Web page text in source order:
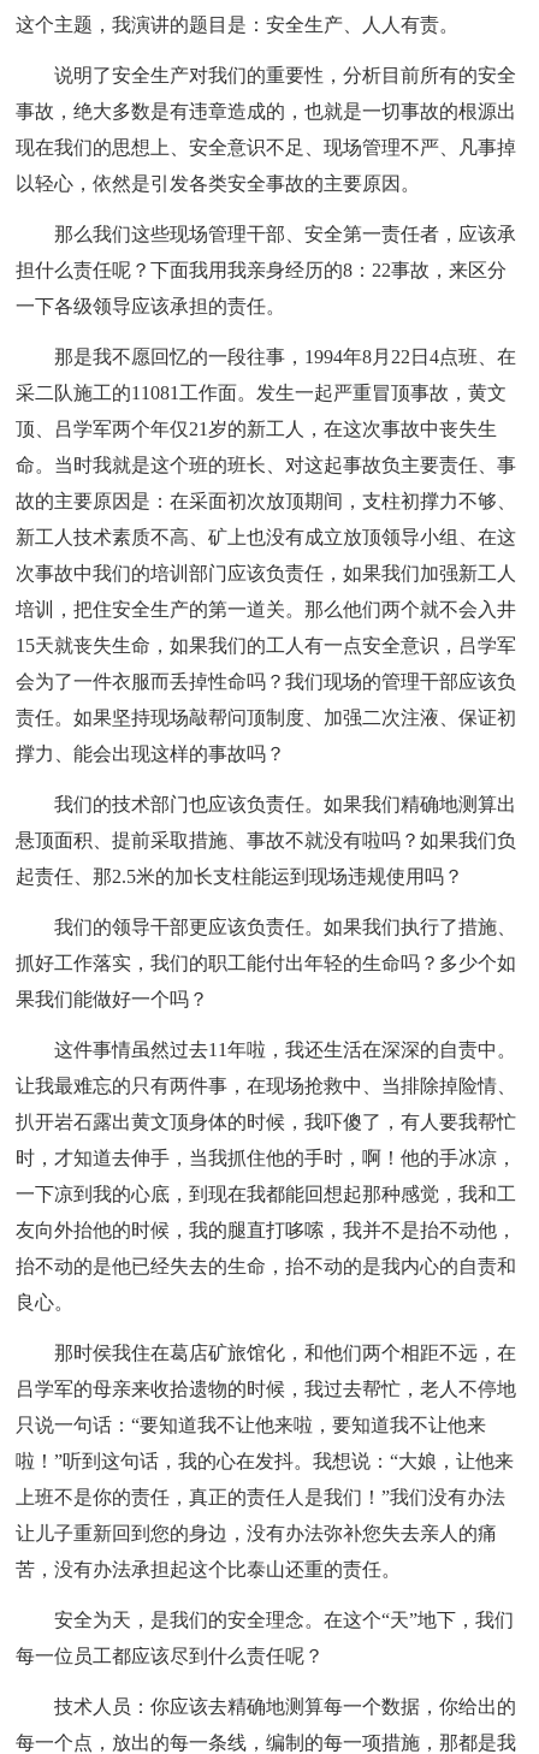
这个主题，我演讲的题目是：安全生产、人人有责。
说明了安全生产对我们的重要性，分析目前所有的安全
事故，绝大多数是有违章造成的，也就是一切事故的根源出
现在我们的思想上、安全意识不足、现场管理不严、凡事掉
以轻心，依然是引发各类安全事故的主要原因。
那么我们这些现场管理干部、安全第一责任者，应该承
担什么责任呢？下面我用我亲身经历的8：22事故，来区分
一下各级领导应该承担的责任。
那是我不愿回忆的一段往事，1994年8月22日4点班、在
采二队施工的11081工作面。发生一起严重冒顶事故，黄文
顶、吕学军两个年仅21岁的新工人，在这次事故中丧失生
命。当时我就是这个班的班长、对这起事故负主要责任、事
故的主要原因是：在采面初次放顶期间，支柱初撑力不够、
新工人技术素质不高、矿上也没有成立放顶领导小组、在这
次事故中我们的培训部门应该负责任，如果我们加强新工人
培训，把住安全生产的第一道关。那么他们两个就不会入井
15天就丧失生命，如果我们的工人有一点安全意识，吕学军
会为了一件衣服而丢掉性命吗？我们现场的管理干部应该负
责任。如果坚持现场敲帮问顶制度、加强二次注液、保证初
撑力、能会出现这样的事故吗？
我们的技术部门也应该负责任。如果我们精确地测算出
悬顶面积、提前采取措施、事故不就没有啦吗？如果我们负
起责任、那2.5米的加长支柱能运到现场违规使用吗？
我们的领导干部更应该负责任。如果我们执行了措施、
抓好工作落实，我们的职工能付出年轻的生命吗？多少个如
果我们能做好一个吗？
这件事情虽然过去11年啦，我还生活在深深的自责中。
让我最难忘的只有两件事，在现场抢救中、当排除掉险情、
扒开岩石露出黄文顶身体的时候，我吓傻了，有人要我帮忙
时，才知道去伸手，当我抓住他的手时，啊！他的手冰凉，
一下凉到我的心底，到现在我都能回想起那种感觉，我和工
友向外抬他的时候，我的腿直打哆嗦，我并不是抬不动他，
抬不动的是他已经失去的生命，抬不动的是我内心的自责和
良心。
那时侯我住在葛店矿旅馆化，和他们两个相距不远，在
吕学军的母亲来收拾遗物的时候，我过去帮忙，老人不停地
只说一句话：“要知道我不让他来啦，要知道我不让他来
啦！”听到这句话，我的心在发抖。我想说：“大娘，让他来
上班不是你的责任，真正的责任人是我们！”我们没有办法
让儿子重新回到您的身边，没有办法弥补您失去亲人的痛
苦，没有办法承担起这个比泰山还重的责任。
安全为天，是我们的安全理念。在这个“天”地下，我们
每一位员工都应该尽到什么责任呢？
技术人员：你应该去精确地测算每一个数据，你给出的
每一个点，放出的每一条线，编制的每一项措施，那都是我